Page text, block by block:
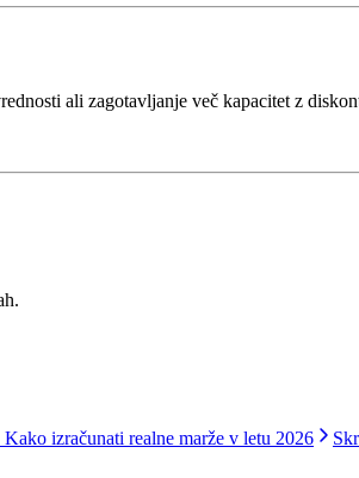
ali zagotavljanje več kapacitet z
izračunati realne marže v letu 2026